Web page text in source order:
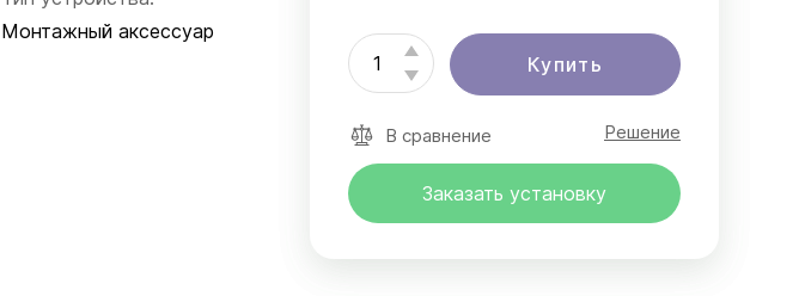
Монтажный аксессуар
Купить
В сравнение Решение
Заказать установку